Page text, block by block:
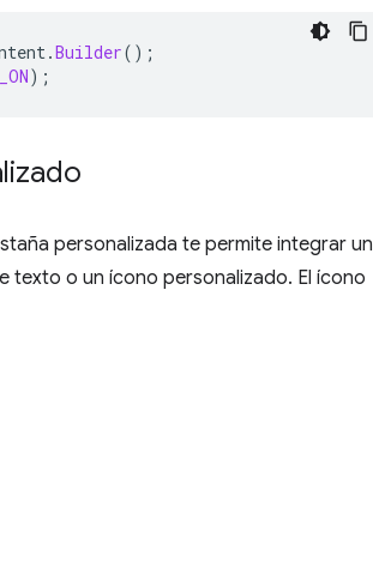
.Builder();
);
personalizada te permite integrar un
o un ícono personalizado. El ícono